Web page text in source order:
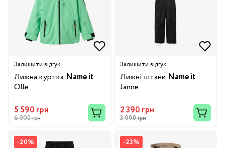
Залишити відгук
Лижна куртка Name it
Olle
5 590 грн
6 990 грн
Залишити відгук
Лижні штани Name it
Janne
2 390 грн
3 990 грн
-20% -23%